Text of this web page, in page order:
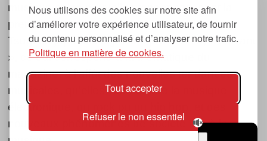
Nous utilisons des cookies sur notre site afin
d’améliorer votre expérience utilisateur, de fournir
du contenu personnalisé et d’analyser notre trafic.
Politique en matière de cookies.
Tout accepter
Refuser le non essentiel
musique et les nouvelles tendances, dont la
première parution date de 2007.
Tsugi en japonais signifie « prochain », « suivant
», ce qui correspond à la thématique du
magazine, à l’affût des nouvelles tendances
musicales, qu’elles viennent de la musique
électronique, du rock ou du hip hop, et des
nouveaux phénomènes de société liés à la